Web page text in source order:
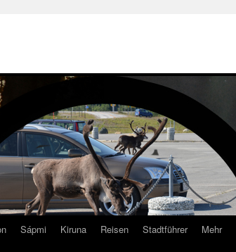
Sápmi Kiruna Reisen Stadtführer Mehr